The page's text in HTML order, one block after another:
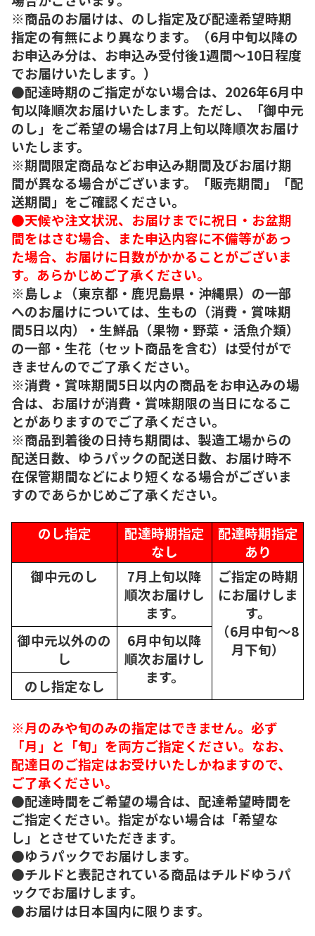
※商品のお届けは、のし指定及び配達希望時期
指定の有無により異なります。（6月中旬以降の
お申込み分は、お申込み受付後1週間～10日程度
でお届けいたします。）
●配達時期のご指定がない場合は、2026年6月中
旬以降順次お届けいたします。ただし、「御中元
のし」をご希望の場合は7月上旬以降順次お届け
いたします。
※期間限定商品などお申込み期間及びお届け期
間が異なる場合がございます。「販売期間」「配
送期間」をご確認ください。
●天候や注文状況、お届けまでに祝日・お盆期
間をはさむ場合、また申込内容に不備等があっ
た場合、お届けに日数がかかることがございま
す。あらかじめご了承ください。
※島しょ（東京都・鹿児島県・沖縄県）の一部
へのお届けについては、生もの（消費・賞味期
間5日以内）・生鮮品（果物・野菜・活魚介類）
の一部・生花（セット商品を含む）は受付がで
きませんのでご了承ください。
※消費・賞味期間5日以内の商品をお申込みの場
合は、お届けが消費・賞味期限の当日になるこ
とがありますのでご了承ください。
※商品到着後の日持ち期間は、製造工場からの
配送日数、ゆうパックの配送日数、お届け時不
在保管期間などにより短くなる場合がございま
すのであらかじめご了承ください。
のし指定
配達時期指定
なし
配達時期指定
あり
御中元のし
7月上旬以降
順次お届けし
ます。
ご指定の時期
にお届けしま
す。
（6月中旬～8
月下旬）
御中元以外のの
し
6月中旬以降
順次お届けし
ます。
のし指定なし
※月のみや旬のみの指定はできません。必ず
「月」と「旬」を両方ご指定ください。なお、
配達日のご指定はお受けいたしかねますので、
ご了承ください。
●配達時間をご希望の場合は、配達希望時間を
ご指定ください。指定がない場合は「希望な
し」とさせていただきます。
●ゆうパックでお届けします。
●チルドと表記されている商品はチルドゆうパ
ックでお届けします。
●お届けは日本国内に限ります。